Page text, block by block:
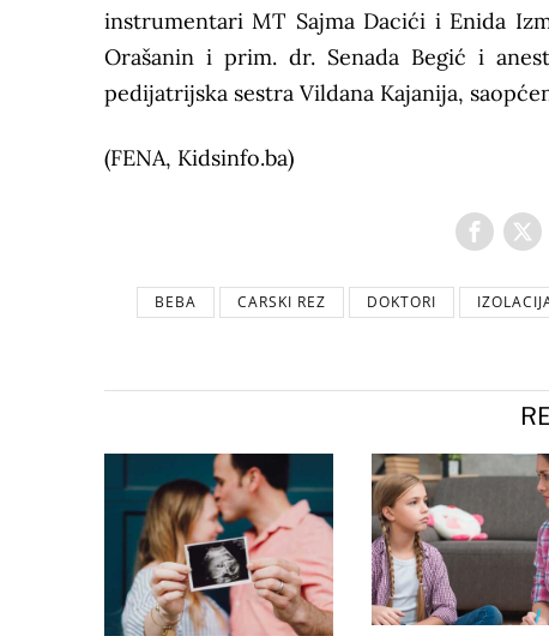
instrumentari MT Sajma Dacići i Enida
Orašanin i prim. dr. Senada Begić i
pedijatrijska sestra Vildana Kajanija,
(FENA, Kidsinfo.ba)
BEBA CARSKI REZ DOKTORI